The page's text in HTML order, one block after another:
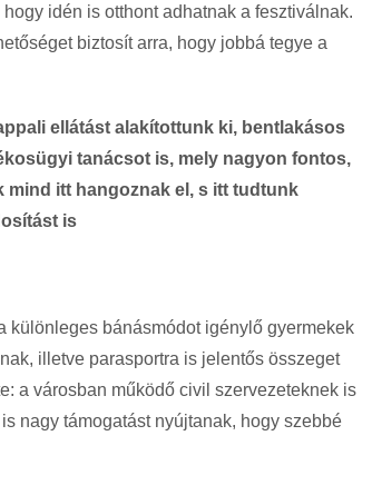
idén is otthont adhatnak a fesztiválnak.
biztosít arra, hogy jobbá tegye a
ellátást alakítottunk ki, bentlakásos
tanácsot is, mely nagyon fontos,
mind itt hangoznak el, s itt tudtunk
is
különleges bánásmódot igénylő gyermekek
illetve parasportra is jelentős összeget
a városban működő civil szervezeteknek is
nagy támogatást nyújtanak, hogy szebbé